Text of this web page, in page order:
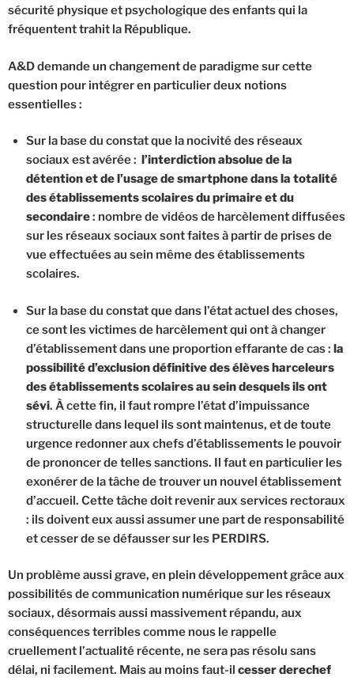
sécurité physique et psychologique des enfants qui la
fréquentent trahit la République.
A&D demande un changement de paradigme sur cette
question pour intégrer en particulier deux notions
essentielles :
Sur la base du constat que la nocivité des réseaux
sociaux est avérée :
l’interdiction absolue de la
détention et de l’usage de smartphone dans la totalité
des établissements scolaires du primaire et du
secondaire: nombre de vidéos de harcèlement diffusées
sur les réseaux sociaux sont faites à partir de prises de
vue effectuées au sein même des établissements
scolaires.
Sur la base du constat que dans l’état actuel des choses,
ce sont les victimes de harcèlement qui ont à changer
d’établissement dans une proportion effarante de cas : la
possibilité d’exclusion définitive des élèves harceleurs
des établissements scolaires au sein desquels ils ont
sévi. À cette fin, il faut rompre l’état d’impuissance
structurelle dans lequel ils sont maintenus, et de toute
urgence redonner aux chefs d’établissements le pouvoir
de prononcer de telles sanctions. Il faut en particulier les
exonérer de la tâche de trouver un nouvel établissement
d’accueil. Cette tâche doit revenir aux services rectoraux
: ils doivent eux aussi assumer une part de responsabilité
et cesser de se défausser sur les PERDIRS.
Un problème aussi grave, en plein développement grâce aux
possibilités de communication numérique sur les réseaux
sociaux, désormais aussi massivement répandu, aux
conséquences terribles comme nous le rappelle
cruellement l’actualité récente, ne sera pas résolu sans
délai, ni facilement. Mais au moins faut-il cesser derechef